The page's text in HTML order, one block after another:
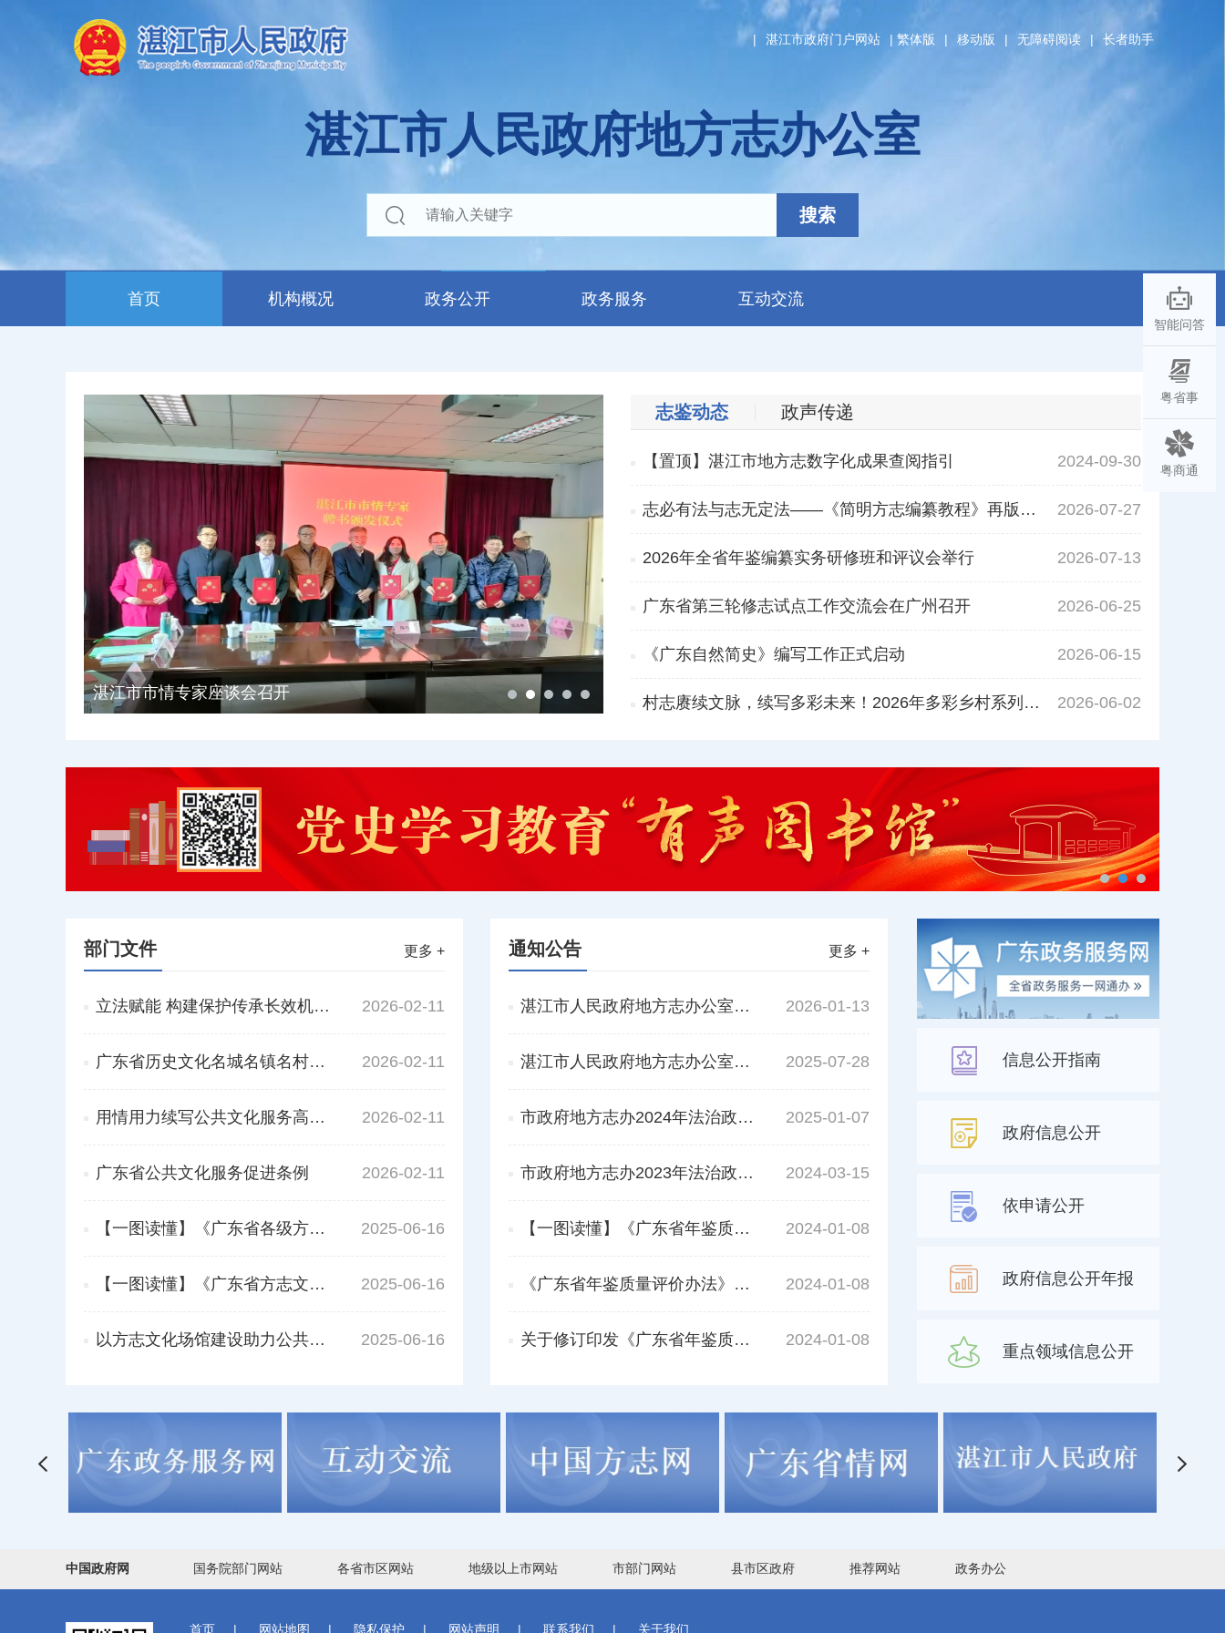
| 湛江市政府门户网站 | 繁体版 | 移动版 | 无障碍阅读 | 长者助手
湛江市人民政府地方志办公室
搜索
首页 机构概况 政务公开 政务服务 互动交流
湛江市市情专家座谈会召开 湛江市人民政府地方志办公室开展“沿着总书记的足迹”暨“守护红树林，共建绿美湛江”主题党日活动
志鉴动态 政声传递
【置顶】湛江市地方志数字化成果查阅指引 2024-09-30
志必有法与志无定法——《简明方志编纂教程》再版自序 2026-07-27
2026年全省年鉴编纂实务研修班和评议会举行 2026-07-13
广东省第三轮修志试点工作交流会在广州召开 2026-06-25
《广东自然简史》编写工作正式启动 2026-06-15
村志赓续文脉，续写多彩未来！2026年多彩乡村系列实践活动在广州市增城区启动 2026-06-02
部门文件 更多 +
立法赋能 构建保护传承长效机制——《广东省历史文化名城名镇名村保护条例》解读 2026-02-11
广东省历史文化名城名镇名村保护条例 2026-02-11
用情用力续写公共文化服务高质量发展新篇章——《广东省公共文化服务促进条例》修订解读 2026-02-11
广东省公共文化服务促进条例 2026-02-11
【一图读懂】《广东省各级方志馆建设办法（试行）》修订解读 2025-06-16
【一图读懂】《广东省方志文化场馆建设指引（试行）》修订解读 2025-06-16
以方志文化场馆建设助力公共文化服务向基层延伸——《广东省方志文化场馆建设指引（试行）》修订解读 2025-06-16
通知公告 更多 +
湛江市人民政府地方志办公室2025年法治政府建设工作情况的报告 2026-01-13
湛江市人民政府地方志办公室章程 2025-07-28
市政府地方志办2024年法治政府建设报告 2025-01-07
市政府地方志办2023年法治政府建设报告 2024-03-15
【一图读懂】《广东省年鉴质量评价办法》 2024-01-08
《广东省年鉴质量评价办法》修订解读 2024-01-08
关于修订印发《广东省年鉴质量评价办法》的通知 2024-01-08
信息公开指南
政府信息公开
依申请公开
政府信息公开年报
重点领域信息公开
智能问答
粤省事
粤商通
中国政府网 国务院部门网站 各省市区网站 地级以上市网站 市部门网站 县市区政府 推荐网站 政务办公
首页 | 网站地图 | 隐私保护 | 网站声明 | 联系我们 | 关于我们